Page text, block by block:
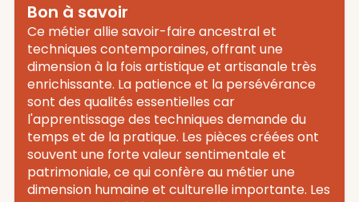
Bon à savoir
Ce métier allie savoir-faire ancestral et
techniques contemporaines, offrant une
dimension à la fois artistique et artisanale très
enrichissante. La patience et la persévérance
sont des qualités essentielles car
l'apprentissage des techniques demande du
temps et de la pratique. Les pièces créées ont
souvent une forte valeur sentimentale et
patrimoniale, ce qui confère au métier une
dimension humaine et culturelle importante. Les